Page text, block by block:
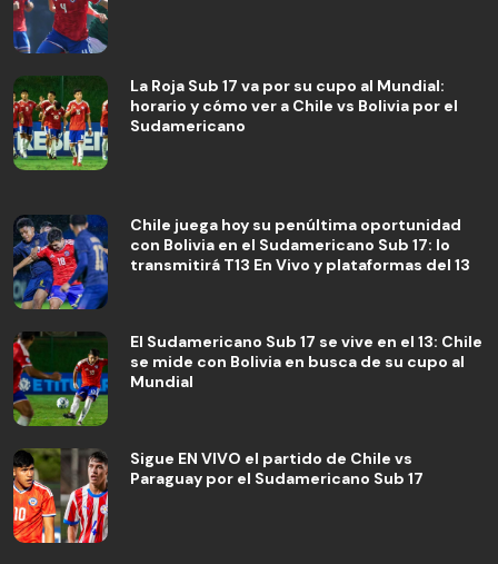
La Roja Sub 17 va por su cupo al Mundial:
horario y cómo ver a Chile vs Bolivia por el
Sudamericano
Chile juega hoy su penúltima oportunidad
con Bolivia en el Sudamericano Sub 17: lo
transmitirá T13 En Vivo y plataformas del 13
El Sudamericano Sub 17 se vive en el 13: Chile
se mide con Bolivia en busca de su cupo al
Mundial
Sigue EN VIVO el partido de Chile vs
Paraguay por el Sudamericano Sub 17